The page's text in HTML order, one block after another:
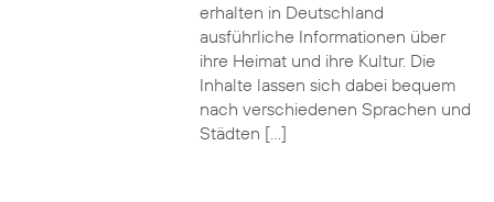
erhalten in Deutschland
ausführliche Informationen über
ihre Heimat und ihre Kultur. Die
Inhalte lassen sich dabei bequem
nach verschiedenen Sprachen und
Städten […]